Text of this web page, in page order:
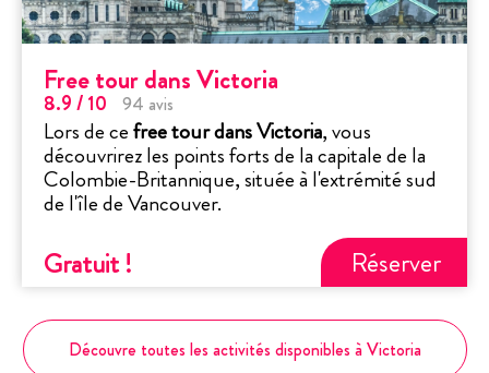
Free tour dans Victoria
8.9/ 10 94 avis
Lors de cefree tour dans Victoria, vous
découvrirez les points forts de la capitale de la
Colombie-Britannique, située à l'extrémité sud
de l'île de Vancouver.
Gratuit! Réserver
Découvre toutes les activités disponibles à Victoria